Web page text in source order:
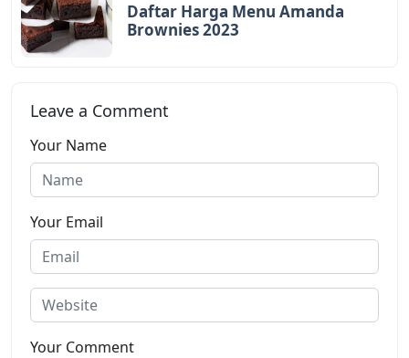
Daftar Harga Menu Amanda
Brownies 2023
Leave a Comment
Your Name
Your Email
Your Comment